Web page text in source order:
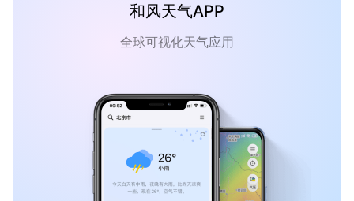
和风天气APP
全球可视化天气应用